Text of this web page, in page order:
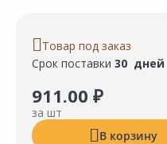
Товар под заказ
Срок поставки 30 дней
911.00 ₽
за шт
В корзину